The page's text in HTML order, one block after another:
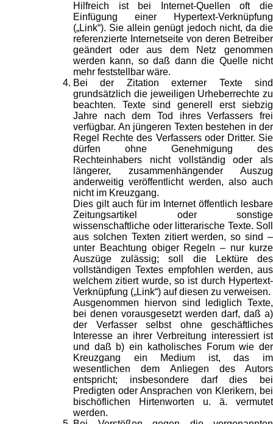
Hilfreich ist bei Internet-Quellen oft die
Einfügung einer Hypertext-Verknüpfung
(„Link“). Sie allein genügt jedoch nicht, da die
referenzierte Internetseite von deren Betreiber
geändert oder aus dem Netz genommen
werden kann, so daß dann die Quelle nicht
mehr feststellbar wäre.
Bei der Zitation externer Texte sind
grundsätzlich die jeweiligen Urheberrechte zu
beachten. Texte sind generell erst siebzig
Jahre nach dem Tod ihres Verfassers frei
verfügbar. An jüngeren Texten bestehen in der
Regel Rechte des Verfassers oder Dritter. Sie
dürfen ohne Genehmigung des
Rechteinhabers nicht vollständig oder als
längerer, zusammenhängender Auszug
anderweitig veröffentlicht werden, also auch
nicht im Kreuzgang.
Dies gilt auch für im Internet öffentlich lesbare
Zeitungsartikel oder sonstige
wissenschaftliche oder litterarische Texte. Soll
aus solchen Texten zitiert werden, so sind –
unter Beachtung obiger Regeln – nur kurze
Auszüge zulässig; soll die Lektüre des
vollständigen Textes empfohlen werden, aus
welchem zitiert wurde, so ist durch Hypertext-
Verknüpfung („Link“) auf diesen zu verweisen.
Ausgenommen hiervon sind lediglich Texte,
bei denen vorausgesetzt werden darf, daß a)
der Verfasser selbst ohne geschäftliches
Interesse an ihrer Verbreitung interessiert ist
und daß b) ein katholisches Forum wie der
Kreuzgang ein Medium ist, das im
wesentlichen dem Anliegen des Autors
entspricht; insbesondere darf dies bei
Predigten oder Ansprachen von Klerikern, bei
bischöflichen Hirtenworten u. ä. vermutet
werden.